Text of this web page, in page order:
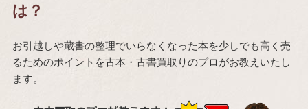
は？
お引越しや蔵書の整理でいらなくなった本を少しでも高く売
るためのポイントを古本・古書買取りのプロがお教えいたし
ます。